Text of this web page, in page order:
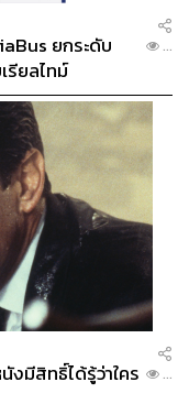
ยกระดับ
รียลไทม์
...
งมีสิทธิ์ได้รู้ว่าใคร
...